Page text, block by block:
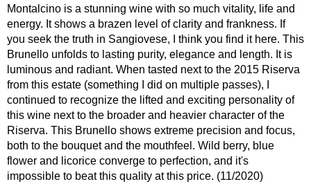
Montalcino is a stunning wine with so much vitality, life and
energy. It shows a brazen level of clarity and frankness. If
you seek the truth in Sangiovese, I think you find it here. This
Brunello unfolds to lasting purity, elegance and length. It is
luminous and radiant. When tasted next to the 2015 Riserva
from this estate (something I did on multiple passes), I
continued to recognize the lifted and exciting personality of
this wine next to the broader and heavier character of the
Riserva. This Brunello shows extreme precision and focus,
both to the bouquet and the mouthfeel. Wild berry, blue
flower and licorice converge to perfection, and it's
impossible to beat this quality at this price. (11/2020)